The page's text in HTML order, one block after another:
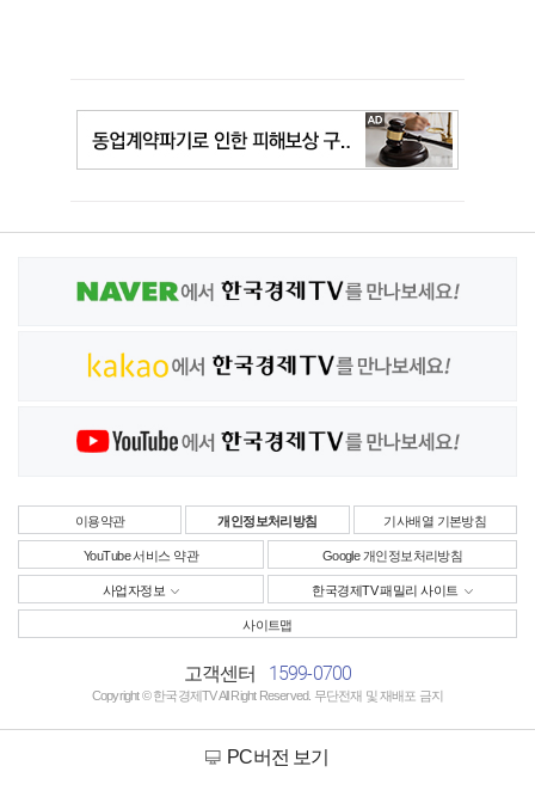
이용약관 개인정보처리방침 기사배열 기본방침
YouTube 서비스 약관 Google 개인정보처리방침
사업자정보 한국경제TV 패밀리 사이트
사이트맵
고객센터 1599-0700
Copyright © 한국경제TV All Right Reserved. 무단전재 및 재배포 금지
PC버전 보기